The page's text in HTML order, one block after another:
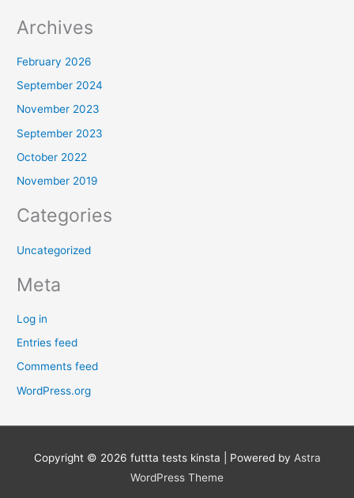
Archives
February 2026
September 2024
November 2023
September 2023
October 2022
November 2019
Categories
Uncategorized
Meta
Log in
Entries feed
Comments feed
WordPress.org
Copyright © 2026 futtta tests kinsta | Powered by Astra
WordPress Theme